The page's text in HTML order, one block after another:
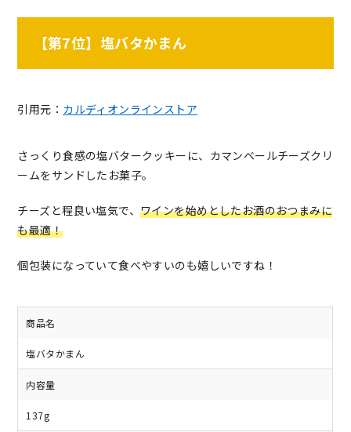
【第7位】塩バタかまん
引用元： カルディオンラインストア
さっくり食感の塩バタークッキーに、カマンベールチーズクリ
ームをサンドしたお菓子。
チーズと程良い塩気で、ワインを始めとしたお酒のおつまみに
も最適！
個包装になっていて食べやすいのも嬉しいですね！
商品名
塩バタかまん
内容量
137g